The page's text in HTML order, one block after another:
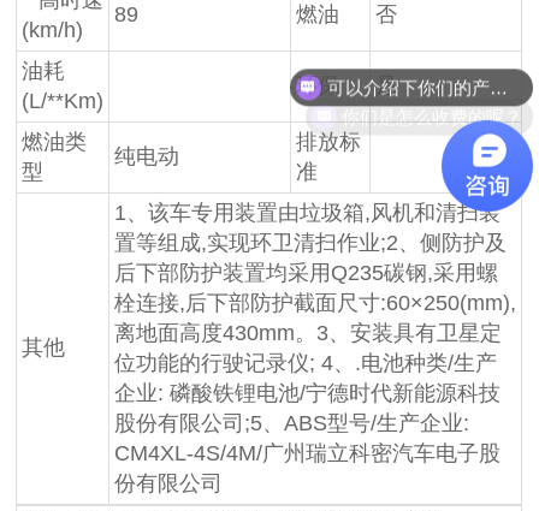
(km/h)
89 燃油 否
油耗
(L/**Km)
环保 是
燃油类
型
纯电动
排放标
准
其他
1、该车专用装置由垃圾箱,风机和清扫装
置等组成,实现环卫清扫作业;2、侧防护及
后下部防护装置均采用Q235碳钢,采用螺
栓连接,后下部防护截面尺寸:60×250(mm),
离地面高度430mm。3、安装具有卫星定
位功能的行驶记录仪; 4、.电池种类/生产
企业: 磷酸铁锂电池/宁德时代新能源科技
股份有限公司;5、ABS型号/生产企业:
CM4XL-4S/4M/广州瑞立科密汽车电子股
份有限公司
你们是怎么收费的呢？